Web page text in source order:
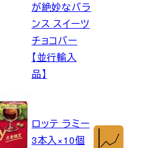
が絶妙なバラ
ンス スイーツ
チョコバー
【並行輸入
品】
ロッテ ラミー
3本入×10個